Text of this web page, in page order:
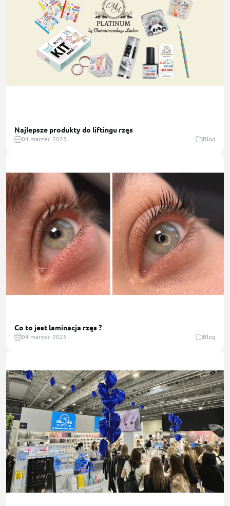
Najlepsze produkty do liftingu rzęs
04 marzec 2025 Blog
Co to jest laminacja rzęs ?
04 marzec 2025 Blog